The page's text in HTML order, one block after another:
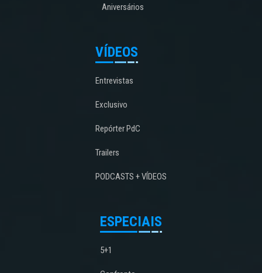
Aniversários
VÍDEOS
Entrevistas
Exclusivo
Repórter PdC
Trailers
PODCASTS + VÍDEOS
ESPECIAIS
5+1